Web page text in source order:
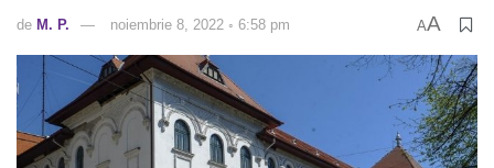
de M. P. noiembrie 8, 2022 ◦ 6:58 pm AA